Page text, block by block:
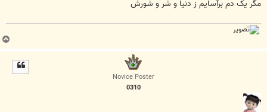
مگر يک دم برآسايم ز دنيا و شر و شورش
ب
ا
Novice Poster
0310